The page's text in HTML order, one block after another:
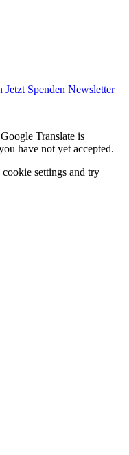
Jetzt Spenden Newsletter
Translate is
have not yet accepted.
cookie settings and try